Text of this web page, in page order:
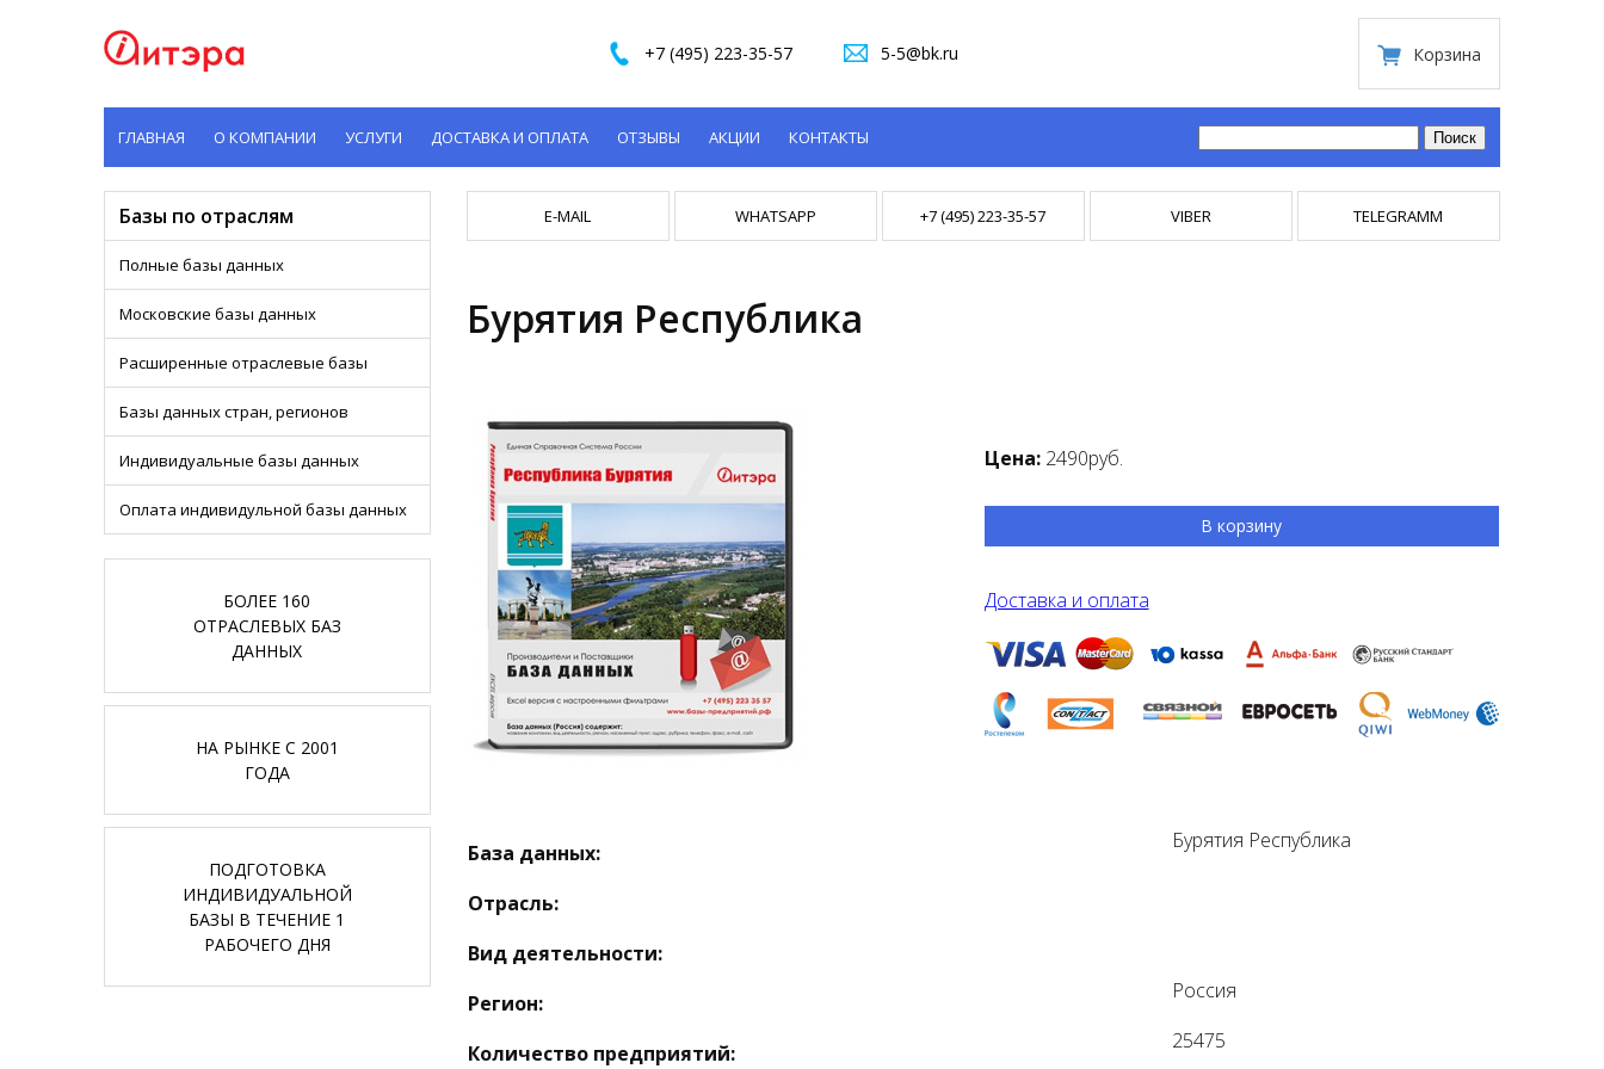
+7 (495) 223-35-57 5-5@bk.ru Корзина
ГЛАВНАЯ О КОМПАНИИ УСЛУГИ ДОСТАВКА И ОПЛАТА ОТЗЫВЫ АКЦИИ КОНТАКТЫ
Базы по отраслям
Полные базы данных
Московские базы данных
Расширенные отраслевые базы
Базы данных стран, регионов
Индивидуальные базы данных
Оплата индивидульной базы данных
БОЛЕЕ 160
ОТРАСЛЕВЫХ БАЗ
ДАННЫХ
НА РЫНКЕ С 2001
ГОДА
ПОДГОТОВКА
ИНДИВИДУАЛЬНОЙ
БАЗЫ В ТЕЧЕНИЕ 1
РАБОЧЕГО ДНЯ
E-MAIL WHATSAPP +7 (495) 223-35-57 VIBER TELEGRAMM
Бурятия Республика
Цена: 2490руб.
В корзину
Доставка и оплата
База данных: Бурятия Республика
Отрасль:
Вид деятельности:
Регион:
Россия
Количество предприятий: 25475